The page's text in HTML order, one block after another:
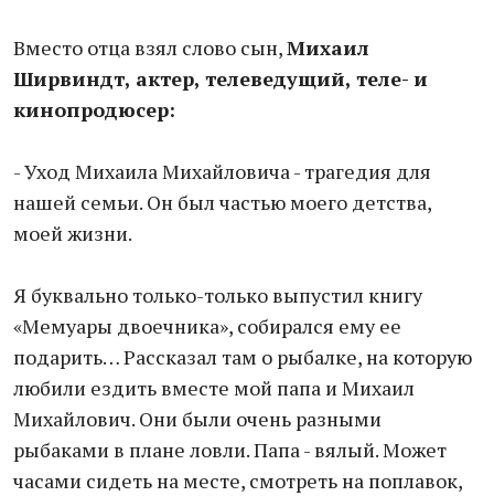
Вместо отца взял слово сын,Михаил
Ширвиндт, актер, телеведущий, теле- и
кинопродюсер:
- Уход Михаила Михайловича - трагедия для
нашей семьи. Он был частью моего детства,
моей жизни.
Я буквально только-только выпустил книгу
«Мемуары двоечника», собирался ему ее
подарить… Рассказал там о рыбалке, на которую
любили ездить вместе мой папа и Михаил
Михайлович. Они были очень разными
рыбаками в плане ловли. Папа - вялый. Может
часами сидеть на месте, смотреть на поплавок,